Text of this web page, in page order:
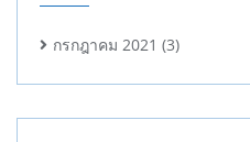
กรกฎาคม 2021 (3)